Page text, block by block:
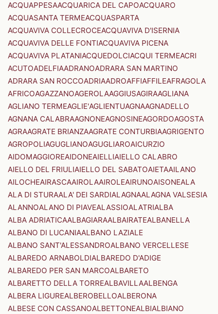
ACQUAPPESAACQUARICA DEL CAPOACQUARO
ACQUASANTA TERMEACQUASPARTA
ACQUAVIVA COLLECROCEACQUAVIVA D'ISERNIA
ACQUAVIVA DELLE FONTIACQUAVIVA PICENA
ACQUAVIVA PLATANIACQUEDOLCIACQUI TERMEACRI
ACUTOADELFIAADRANOADRARA SAN MARTINO
ADRARA SAN ROCCOADRIAADROAFFIAFFILEAFRAGOLA
AFRICOAGAZZANOAGEROLAAGGIUSAGIRAAGLIANA
AGLIANO TERMEAGLIE'AGLIENTUAGNAAGNADELLO
AGNANA CALABRAAGNONEAGNOSINEAGORDOAGOSTA
AGRAAGRATE BRIANZAAGRATE CONTURBIAAGRIGENTO
AGROPOLIAGUGLIANOAGUGLIAROAICURZIO
AIDOMAGGIOREAIDONEAIELLIAIELLO CALABRO
AIELLO DEL FRIULIAIELLO DEL SABATOAIETAAILANO
AILOCHEAIRASCAAIROLAAIROLEAIRUNOAISONEALA
ALA DI STURAALA' DEI SARDIALAGNAALAGNA VALSESIA
ALANNOALANO DI PIAVEALASSIOALATRIALBA
ALBA ADRIATICAALBAGIARAALBAIRATEALBANELLA
ALBANO DI LUCANIAALBANO LAZIALE
ALBANO SANT'ALESSANDROALBANO VERCELLESE
ALBAREDO ARNABOLDIALBAREDO D'ADIGE
ALBAREDO PER SAN MARCOALBARETO
ALBARETTO DELLA TORREALBAVILLAALBENGA
ALBERA LIGUREALBEROBELLOALBERONA
ALBESE CON CASSANOALBETTONEALBIALBIANO